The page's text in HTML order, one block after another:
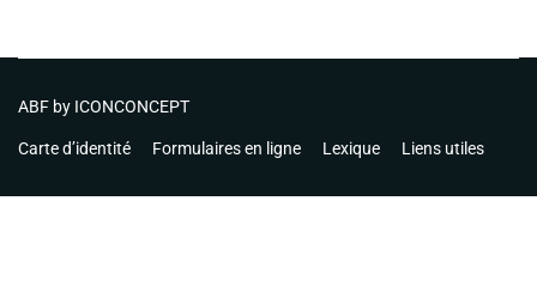
ABF by ICONCONCEPT
Carte d’identité Formulaires en ligne Lexique Liens utiles